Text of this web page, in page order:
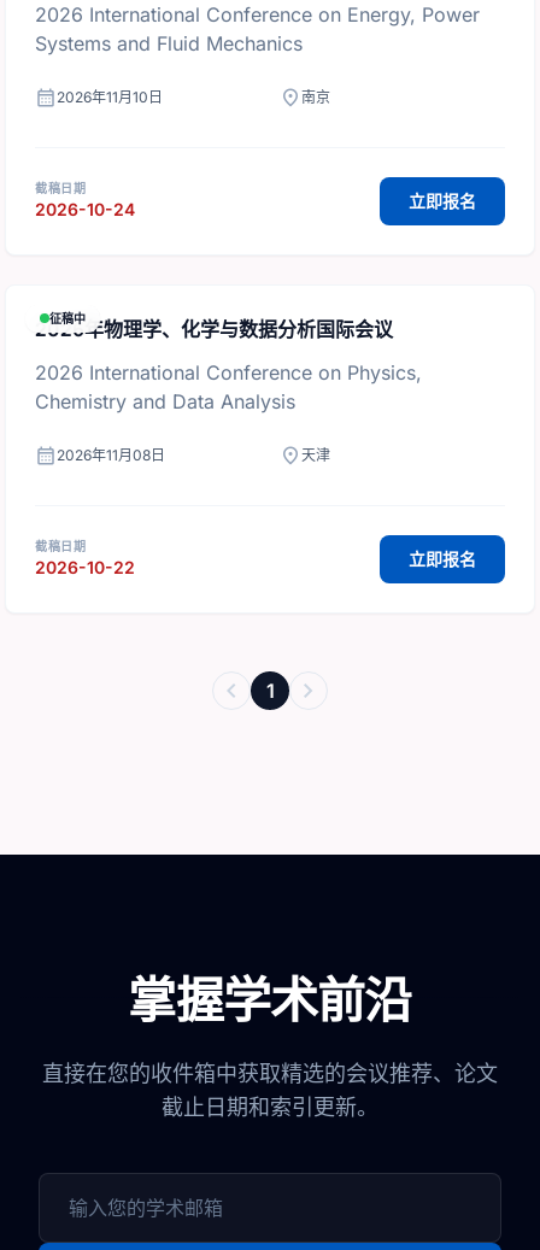
2026 International Conference on Energy, Power
Systems and Fluid Mechanics
calendar_month 2026年11月10日 location_on 南京
截稿日期
2026-10-24 立即报名
征稿中
2026年物理学、化学与数据分析国际会议
Chemistry and Data Analysis
掌握学术前沿
直接在您的收件箱中获取精选的会议推荐、论文
截止日期和索引更新。